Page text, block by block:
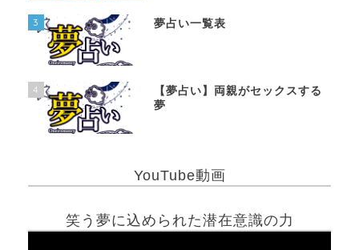
3 夢占い一覧表
4
【夢占い】両親がセックスする
夢
YouTube動画
笑う夢に込められた潜在意識の力